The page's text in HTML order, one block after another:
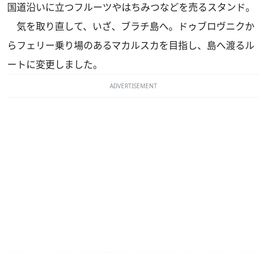
国道沿いに立つフルーツやはちみつなどを売るスタンド。
気を取り直して、いざ、ブラチ島へ。ドゥブロヴニクか
らフェリー乗り場のあるマカルスカを目指し、島へ渡るル
ートに変更しました。
ADVERTISEMENT